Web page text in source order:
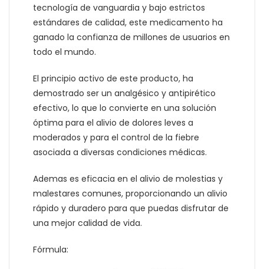
tecnología de vanguardia y bajo estrictos
estándares de calidad, este medicamento ha
ganado la confianza de millones de usuarios en
todo el mundo.
El principio activo de este producto, ha
demostrado ser un analgésico y antipirético
efectivo, lo que lo convierte en una solución
óptima para el alivio de dolores leves a
moderados y para el control de la fiebre
asociada a diversas condiciones médicas.
Ademas es eficacia en el alivio de molestias y
malestares comunes, proporcionando un alivio
rápido y duradero para que puedas disfrutar de
una mejor calidad de vida.
Fórmula: